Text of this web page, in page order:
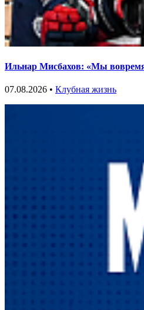
Ильнар Мисбахов: «Мы
07.08.2026 • Клубная жизнь